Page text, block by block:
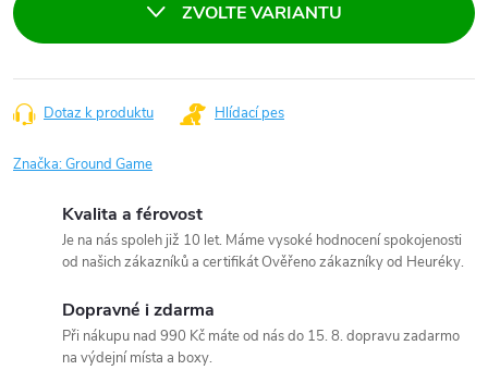
ZVOLTE VARIANTU
Dotaz k produktu Hlídací pes
Značka:Ground Game
Kvalita a férovost
Je na nás spoleh již 10 let. Máme vysoké hodnocení spokojenosti
od našich zákazníků a certifikát Ověřeno zákazníky od Heuréky.
Dopravné i zdarma
Při nákupu nad 990 Kč máte od nás do 15. 8. dopravu zadarmo
na výdejní místa a boxy.